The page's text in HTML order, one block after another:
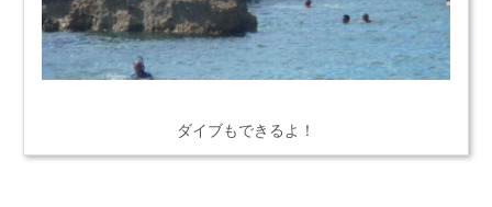
ダイブもできるよ！